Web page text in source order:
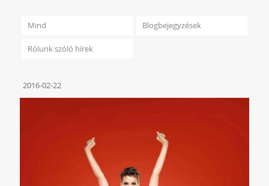
Mind Blogbejegyzések
Rólunk szóló hírek
2016-02-22